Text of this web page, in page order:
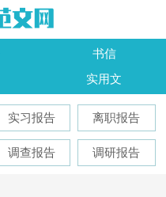
书信
实用文
实习报告 离职报告
调查报告 调研报告